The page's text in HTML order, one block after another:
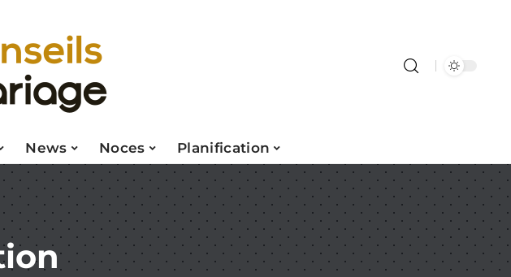
News Noces Planification